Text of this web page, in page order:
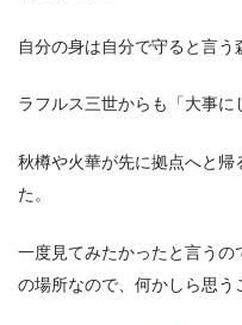
自分の身は自分で守ると言う
ラフルス三世からも「大事に
秋樽や火華が先に拠点へと帰
た。
一度見てみたかったと言うの
の場所なので、何かしら思う